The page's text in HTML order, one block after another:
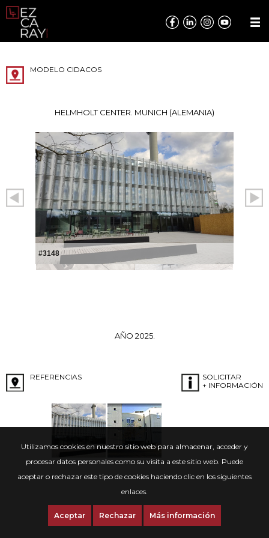
Utilizamos cookies en nuestro sitio web para almacenar, acceder y
procesar datos personales como su visita a este sitio web. Puede
aceptar o rechazar este tipo de cookies haciendo clic en los siguientes
enlaces.
Aceptar Rechazar Más información
MODELO CIDACOS
HELMHOLT CENTER. MUNICH (ALEMANIA)
#3148
AÑO 2025.
REFERENCIAS
SOLICITAR
+ INFORMACIÓN